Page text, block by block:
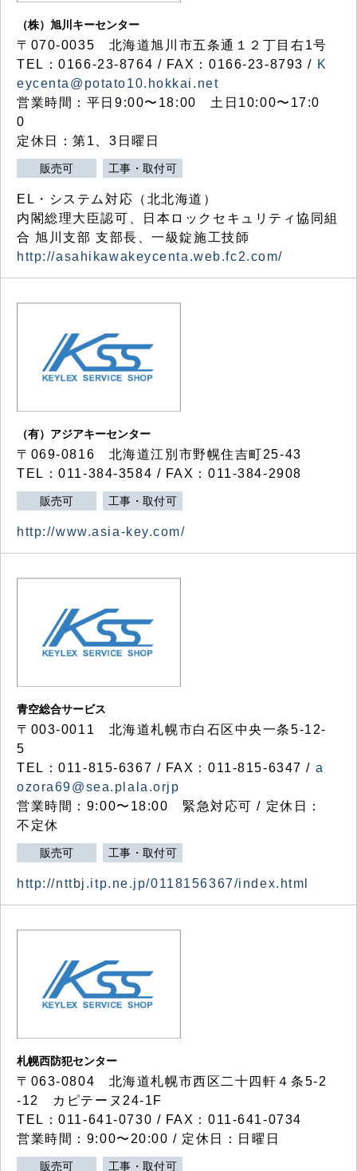
（株）旭川キーセンター
〒070-0035 北海道旭川市五条通１２丁目右1号
TEL：0166-23-8764 / FAX：0166-23-8793 / K
eycenta@potato10.hokkai.net
営業時間：平日9:00〜18:00 土日10:00〜17:0
0
定休日：第1、3日曜日
販売可 工事・取付可
EL・システム対応（北北海道）
内閣総理大臣認可、日本ロックセキュリティ協同組
合 旭川支部 支部長、一級錠施工技師
http://asahikawakeycenta.web.fc2.com/
（有）アジアキーセンター
〒069-0816 北海道江別市野幌住吉町25-43
TEL：011-384-3584 / FAX：011-384-2908
販売可 工事・取付可
http://www.asia-key.com/
青空総合サービス
〒003-0011 北海道札幌市白石区中央一条5-12-
5
TEL：011-815-6367 / FAX：011-815-6347 / a
ozora69@sea.plala.orjp
営業時間：9:00〜18:00 緊急対応可 / 定休日：
不定休
販売可 工事・取付可
http://nttbj.itp.ne.jp/0118156367/index.html
札幌西防犯センター
〒063-0804 北海道札幌市西区二十四軒４条5-2
-12 カピテーヌ24-1F
TEL：011-641-0730 / FAX：011-641-0734
営業時間：9:00〜20:00 / 定休日：日曜日
販売可 工事・取付可